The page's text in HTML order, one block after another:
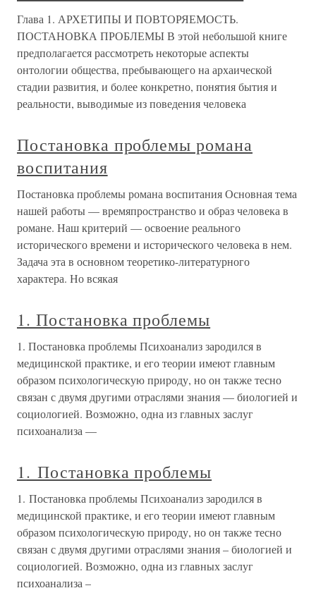
Глава 1. АРХЕТИПЫ И ПОВТОРЯЕМОСТЬ.
ПОСТАНОВКА ПРОБЛЕМЫ В этой небольшой книге
предполагается рассмотреть некоторые аспекты
онтологии общества, пребывающего на архаической
стадии развития, и более конкретно, понятия бытия и
реальности, выводимые из поведения человека
Постановка проблемы романа
воспитания
Постановка проблемы романа воспитания Основная тема
нашей работы — времяпространство и образ человека в
романе. Наш критерий — освоение реального
исторического времени и исторического человека в нем.
Задача эта в основном теоретико-литературного
характера. Но всякая
1. Постановка проблемы
1. Постановка проблемы Психоанализ зародился в
медицинской практике, и его теории имеют главным
образом психологическую природу, но он также тесно
связан с двумя другими отраслями знания — биологией и
социологией. Возможно, одна из главных заслуг
психоанализа —
1. Постановка проблемы
1. Постановка проблемы Психоанализ зародился в
медицинской практике, и его теории имеют главным
образом психологическую природу, но он также тесно
связан с двумя другими отраслями знания – биологией и
социологией. Возможно, одна из главных заслуг
психоанализа –